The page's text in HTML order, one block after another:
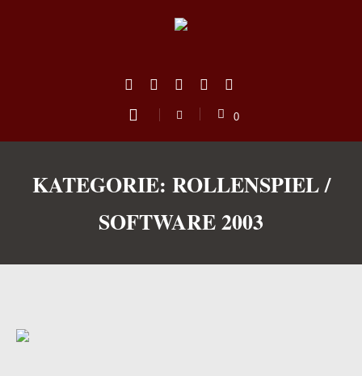
0
KATEGORIE: ROLLENSPIEL /
SOFTWARE 2003